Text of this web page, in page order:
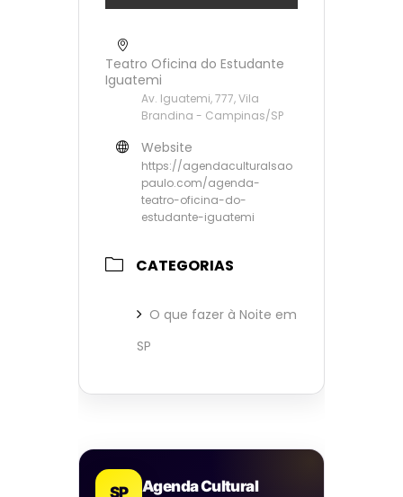
Teatro Oficina do Estudante
Iguatemi
Av. Iguatemi, 777, Vila
Brandina - Campinas/SP
Website
https://agendaculturalsao
paulo.com/agenda-
teatro-oficina-do-
estudante-iguatemi
CATEGORIAS
O que fazer à Noite em
SP
SP Agenda Cultural